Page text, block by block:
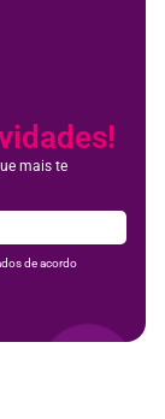
mais te
de acordo